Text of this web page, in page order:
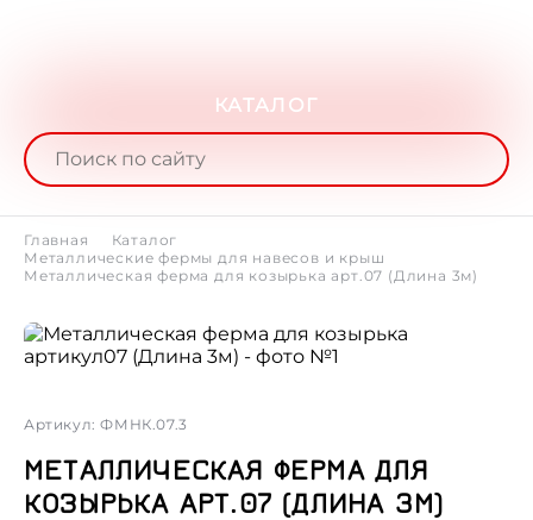
КАТАЛОГ
Главная
Каталог
Металлические фермы для навесов и крыш
Металлическая ферма для козырька арт.07 (Длина 3м)
Артикул: ФМНК.07.3
МЕТАЛЛИЧЕСКАЯ ФЕРМА ДЛЯ
КОЗЫРЬКА АРТ.07 (ДЛИНА 3М)